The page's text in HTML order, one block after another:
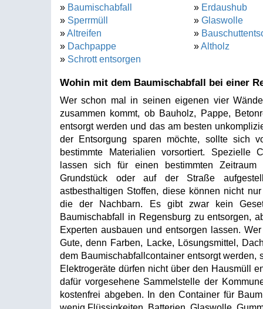
» Baumischabfall
» Sperrmüll
»Altreifen
» Dachpappe
» Schrott entsorgen
» Erdaushub
» Glaswolle
»
»Altholz
Wohin mit dem Baumischabfall bei einer
Wer schon mal in seinen eigenen vier
zusammen kommt, ob Bauholz, Pappe,
entsorgt werden und das am besten
der Entsorgung sparen möchte, sollte sich
bestimmte Materialien vorsortiert. Spezielle
lassen sich für einen bestimmten
Grundstück oder auf der Straße
astbesthaltigen Stoffen, diese können nicht
die der Nachbarn. Es gibt zwar kein
Baumischabfall in Regensburg zu entsorgen,
Experten ausbauen und entsorgen lassen.
Gute, denn Farben, Lacke, Lösungsmittel,
dem Baumischabfallcontainer entsorgt werden,
Elektrogeräte dürfen nicht über den Hausmüll
dafür vorgesehene Sammelstelle der
kostenfrei abgeben. In den Container für